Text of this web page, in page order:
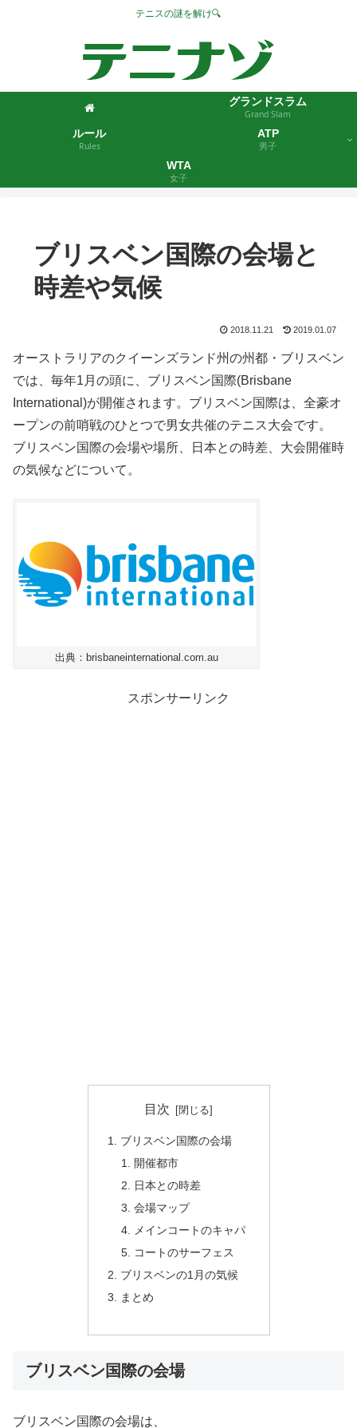
テニスの謎を解け🔍
グランドスラム
Grand Slam
ルール
Rules
ATP
男子
WTA
女子
ブリスベン国際の会場と
時差や気候
2018.11.21 2019.01.07
オーストラリアのクイーンズランド州の州都・ブリスベン
では、毎年1月の頭に、ブリスベン国際(Brisbane
International)が開催されます。ブリスベン国際は、全豪オ
ープンの前哨戦のひとつで男女共催のテニス大会です。
ブリスベン国際の会場や場所、日本との時差、大会開催時
の気候などについて。
出典：brisbaneinternational.com.au
スポンサーリンク
目次
ブリスベン国際の会場
開催都市
日本との時差
会場マップ
メインコートのキャパ
コートのサーフェス
ブリスベンの1月の気候
まとめ
ブリスベン国際の会場
ブリスベン国際の会場は、